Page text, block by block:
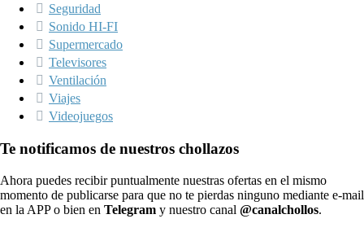
Seguridad
Sonido HI-FI
Supermercado
Televisores
Ventilación
Viajes
Videojuegos
Te notificamos de nuestros chollazos
Ahora puedes recibir puntualmente nuestras ofertas en el mismo
momento de publicarse para que no te pierdas ninguno mediante e-mail
en la APP o bien en Telegram y nuestro canal @canalchollos.